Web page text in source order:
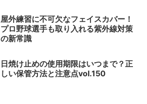
屋外練習に不可欠なフェイスカバー！
プロ野球選手も取り入れる紫外線対策
の新常識
日焼け止めの使用期限はいつまで？正
しい保管方法と注意点vol.150